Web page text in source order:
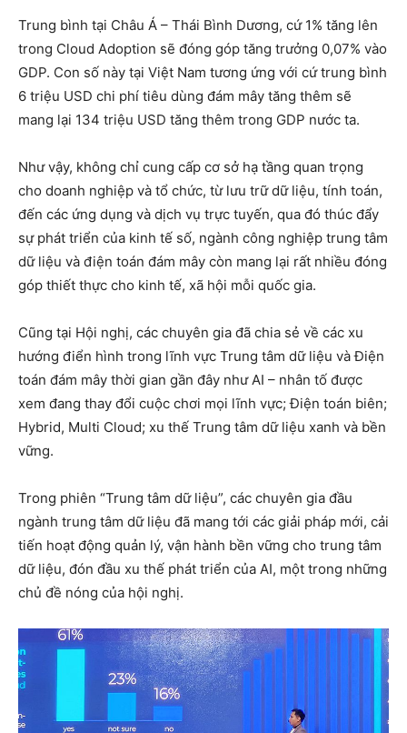
Trung bình tại Châu Á – Thái Bình Dương, cứ 1% tăng lên
trong Cloud Adoption sẽ đóng góp tăng trưởng 0,07% vào
GDP. Con số này tại Việt Nam tương ứng với cứ trung bình
6 triệu USD chi phí tiêu dùng đám mây tăng thêm sẽ
mang lại 134 triệu USD tăng thêm trong GDP nước ta.
Như vậy, không chỉ cung cấp cơ sở hạ tầng quan trọng
cho doanh nghiệp và tổ chức, từ lưu trữ dữ liệu, tính toán,
đến các ứng dụng và dịch vụ trực tuyến, qua đó thúc đẩy
sự phát triển của kinh tế số, ngành công nghiệp trung tâm
dữ liệu và điện toán đám mây còn mang lại rất nhiều đóng
góp thiết thực cho kinh tế, xã hội mỗi quốc gia.
Cũng tại Hội nghị, các chuyên gia đã chia sẻ về các xu
hướng điển hình trong lĩnh vực Trung tâm dữ liệu và Điện
toán đám mây thời gian gần đây như AI – nhân tố được
xem đang thay đổi cuộc chơi mọi lĩnh vực; Điện toán biên;
Hybrid, Multi Cloud; xu thế Trung tâm dữ liệu xanh và bền
vững.
Trong phiên “Trung tâm dữ liệu”, các chuyên gia đầu
ngành trung tâm dữ liệu đã mang tới các giải pháp mới, cải
tiến hoạt động quản lý, vận hành bền vững cho trung tâm
dữ liệu, đón đầu xu thế phát triển của AI, một trong những
chủ đề nóng của hội nghị.